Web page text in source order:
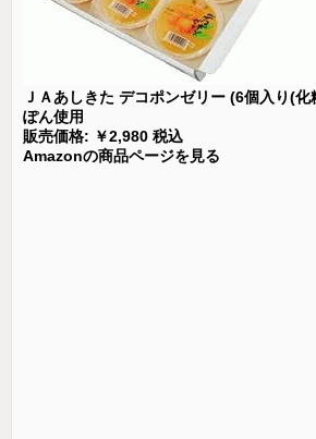
ＪＡあしきた デコポンゼリー (6個入り(
ぽん使用
販売価格: ￥2,980 税込
Amazonの商品ページを見る